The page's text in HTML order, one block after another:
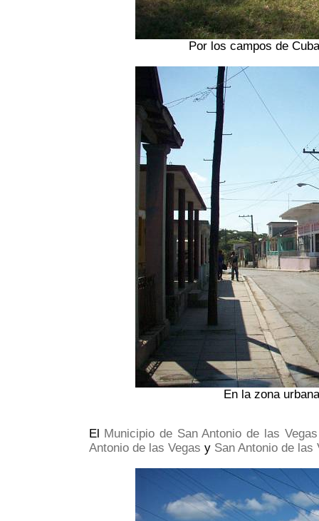
Por los campos de
En la zona
El Municipio de San Antonio de las Vegas
Antonio de las Vegas y San Antonio de las